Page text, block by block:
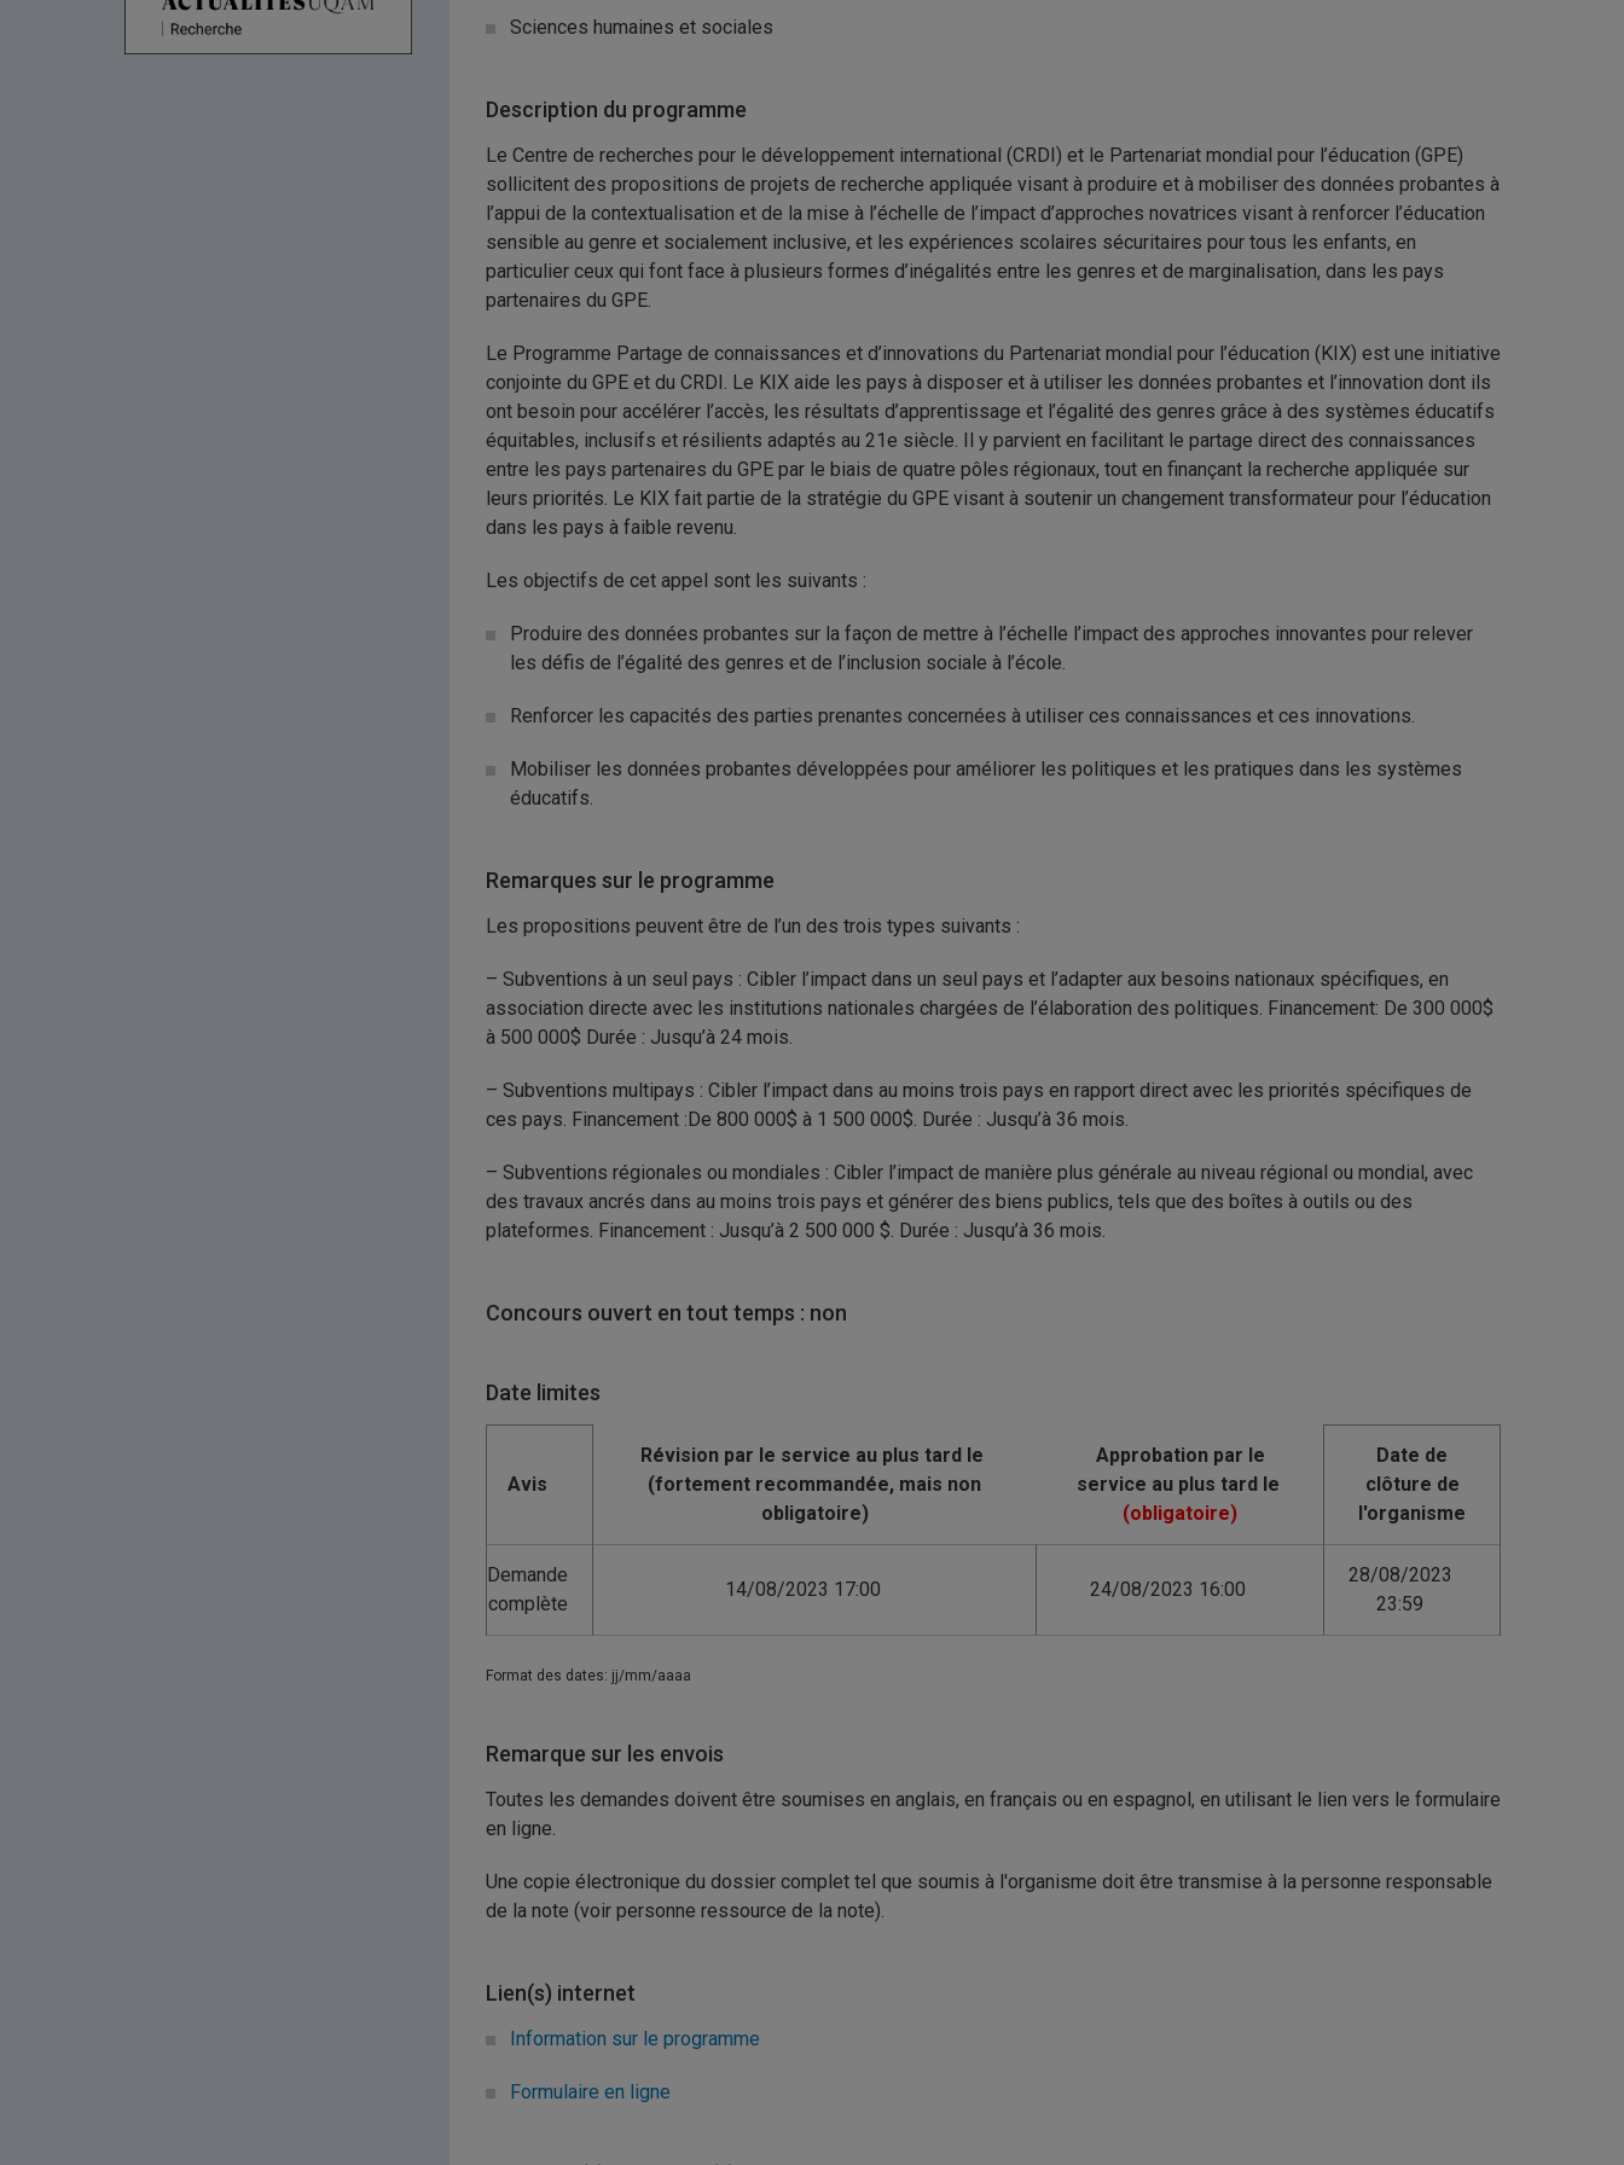
Sciences humaines et sociales
Description du programme
Le Centre de recherches pour le développement international (CRDI) et le Partenariat mondial pour l’éducation (GPE)
sollicitent des propositions de projets de recherche appliquée visant à produire et à mobiliser des données probantes à
l’appui de la contextualisation et de la mise à l’échelle de l’impact d’approches novatrices visant à renforcer l’éducation
sensible au genre et socialement inclusive, et les expériences scolaires sécuritaires pour tous les enfants, en
particulier ceux qui font face à plusieurs formes d’inégalités entre les genres et de marginalisation, dans les pays
partenaires du GPE.
Le Programme Partage de connaissances et d’innovations du Partenariat mondial pour l’éducation (KIX) est une initiative
conjointe du GPE et du CRDI. Le KIX aide les pays à disposer et à utiliser les données probantes et l’innovation dont ils
ont besoin pour accélérer l’accès, les résultats d’apprentissage et l’égalité des genres grâce à des systèmes éducatifs
équitables, inclusifs et résilients adaptés au 21e siècle. Il y parvient en facilitant le partage direct des connaissances
entre les pays partenaires du GPE par le biais de quatre pôles régionaux, tout en finançant la recherche appliquée sur
leurs priorités. Le KIX fait partie de la stratégie du GPE visant à soutenir un changement transformateur pour l’éducation
dans les pays à faible revenu.
Les objectifs de cet appel sont les suivants :
Produire des données probantes sur la façon de mettre à l’échelle l’impact des approches innovantes pour relever
les défis de l’égalité des genres et de l’inclusion sociale à l’école.
Renforcer les capacités des parties prenantes concernées à utiliser ces connaissances et ces innovations.
Mobiliser les données probantes développées pour améliorer les politiques et les pratiques dans les systèmes
éducatifs.
Remarques sur le programme
Les propositions peuvent être de l’un des trois types suivants :
– Subventions à un seul pays : Cibler l’impact dans un seul pays et l’adapter aux besoins nationaux spécifiques, en
association directe avec les institutions nationales chargées de l’élaboration des politiques. Financement: De 300 000$
à 500 000$ Durée : Jusqu’à 24 mois.
– Subventions multipays : Cibler l’impact dans au moins trois pays en rapport direct avec les priorités spécifiques de
ces pays. Financement :De 800 000$ à 1 500 000$. Durée : Jusqu’à 36 mois.
– Subventions régionales ou mondiales : Cibler l’impact de manière plus générale au niveau régional ou mondial, avec
des travaux ancrés dans au moins trois pays et générer des biens publics, tels que des boîtes à outils ou des
plateformes. Financement : Jusqu’à 2 500 000 $. Durée : Jusqu’à 36 mois.
Concours ouvert en tout temps : non
Date limites
Avis
Date de
clôture de
l'organisme
Demande
complète
14/08/2023 17:00 24/08/2023 16:00
28/08/2023
23:59
Format des dates: jj/mm/aaaa
Remarque sur les envois
Toutes les demandes doivent être soumises en anglais, en français ou en espagnol, en utilisant le lien vers le formulaire
en ligne.
Une copie électronique du dossier complet tel que soumis à l'organisme doit être transmise à la personne responsable
de la note (voir personne ressource de la note).
Lien(s) internet
Information sur le programme
Formulaire en ligne